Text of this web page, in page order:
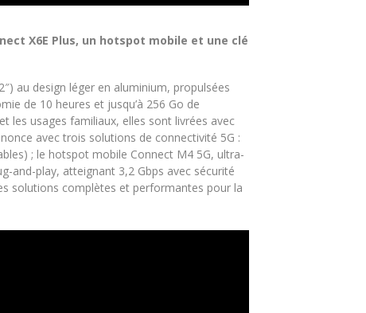
X6E Plus, un hotspot mobile et une clé
au design léger en aluminium, propulsées
de 10 heures et jusqu’à 256 Go de
les usages familiaux, elles sont livrées avec
avec trois solutions de connectivité 5G :
; le hotspot mobile Connect M4 5G, ultra-
and-play, atteignant 3,2 Gbps avec sécurité
solutions complètes et performantes pour la